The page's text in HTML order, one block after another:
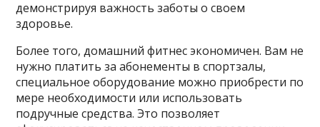
демонстрируя важность заботы о своем
здоровье.
Более того, домашний фитнес экономичен. Вам не
нужно платить за абонементы в спортзалы,
специальное оборудование можно приобрести по
мере необходимости или использовать
подручные средства. Это позволяет